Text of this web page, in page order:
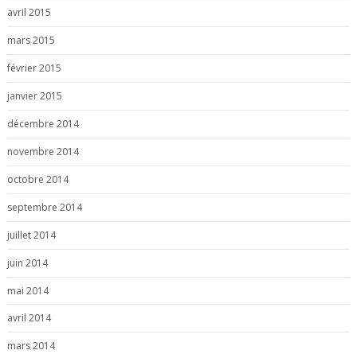
avril 2015
mars 2015
février 2015
janvier 2015
décembre 2014
novembre 2014
octobre 2014
septembre 2014
juillet 2014
juin 2014
mai 2014
avril 2014
mars 2014